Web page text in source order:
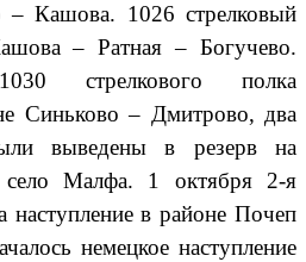
Кашова. 1026 стрелковый
– Ратная – Богучево.
стрелкового полка
Синьково – Дмитрово, два
выведены в резерв на
Малфа. 1 октября 2-я
наступление в районе Почеп
немецкое наступление